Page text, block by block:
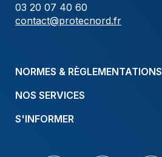
03 20 07 40 60
contact@protecnord.fr
NORMES & RÈGLEMENTATIONS
NOS SERVICES
S'INFORMER